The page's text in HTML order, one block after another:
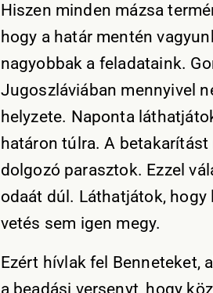
Hiszen minden mázsa
hogy a határ mentén
nagyobbak a feladataink.
Jugoszláviában mennyivel
helyzete. Naponta
határon túlra. A
dolgozó parasztok. Ezzel
odaát dúl. Láthatjátok,
vetés sem igen megy.
Ezért hívlak fel Benneteket,
a beadási versenyt, hogy